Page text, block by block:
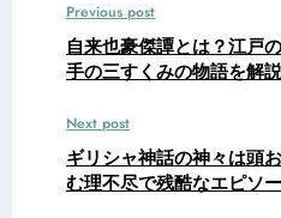
Previous post
自来也豪傑譚とは？江戸
手の三すくみの物語を解説
Next post
ギリシャ神話の神々は頭
む理不尽で残酷なエピソ